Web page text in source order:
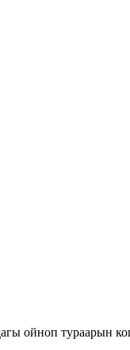
ойноп тураарын